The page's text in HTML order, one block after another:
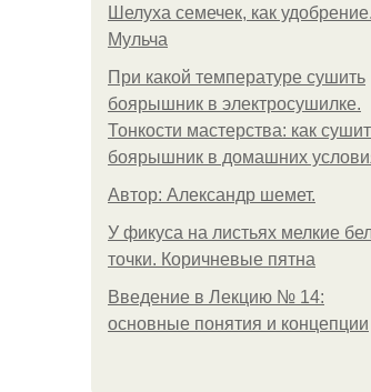
Шелуха семечек, как удобрение.
Мульча
При какой температуре сушить
боярышник в электросушилке.
Тонкости мастерства: как
боярышник в домашних
Автор: Александр шемет.
У фикуса на листьях мелкие
точки. Коричневые пятна
Введение в Лекцию № 14:
основные понятия и концепции